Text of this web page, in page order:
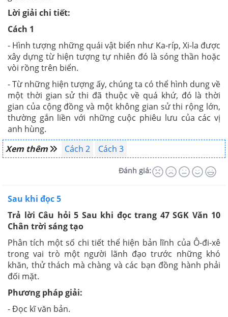
Lời giải chi tiết:
Cách 1
- Hình tượng những quái vật biển như Ka-ríp, Xi-la được
xây dựng từ hiện tượng tự nhiên đó là sóng thần hoặc
vòi rồng trên biển.
- Từ những hiện tượng ấy, chúng ta có thể hình dung về
một thời gian sử thi đã thuộc về quá khứ, đó là thời
gian của cộng đồng và một không gian sử thi rộng lớn,
thường gắn liền với những cuộc phiêu lưu của các vị
anh hùng.
Xem thêm
Cách 2 Cách 3
Đánh giá:
Sau khi đọc 5
Trả lời Câu hỏi 5 Sau khi đọc trang 47 SGK Văn 10
Chân trời sáng tạo
Phân tích một số chi tiết thể hiện bản lĩnh của Ô-đi-xê
trong vai trò một người lãnh đạo trước những khó
khăn, thử thách mà chàng và các bạn đồng hành phải
đối mặt.
Phương pháp giải:
- Đọc kĩ văn bản.